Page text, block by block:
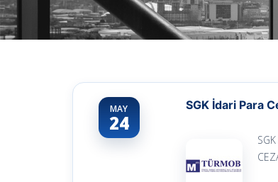
MAY
24
SGK İdari Para